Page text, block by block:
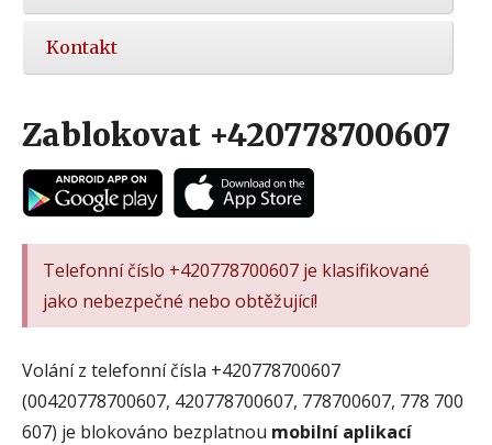
Kontakt
Zablokovat +420778700607
Telefonní číslo +420778700607 je klasifikované
jako nebezpečné nebo obtěžující!
Volání z telefonní čísla +420778700607
(00420778700607, 420778700607, 778700607, 778 700
607) je blokováno bezplatnou mobilní aplikací